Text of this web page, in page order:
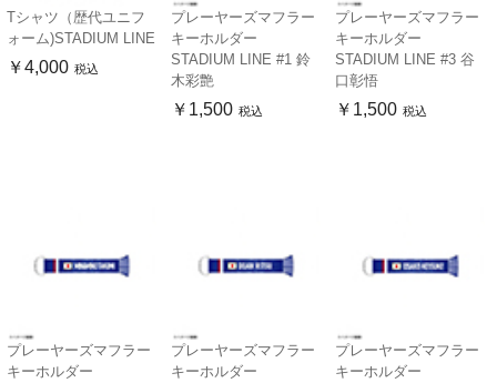
Tシャツ（歴代ユニフ
ォーム)STADIUM LINE
￥4,000 税込
プレーヤーズマフラー
キーホルダー
STADIUM LINE #1 鈴
木彩艶
￥1,500 税込
プレーヤーズマフラー
キーホルダー
STADIUM LINE #3 谷
口彰悟
￥1,500 税込
プレーヤーズマフラー
キーホルダー
プレーヤーズマフラー
キーホルダー
プレーヤーズマフラー
キーホルダー